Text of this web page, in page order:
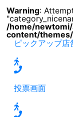
Warning:
/home/
content/
ピックアップ店
投票画面